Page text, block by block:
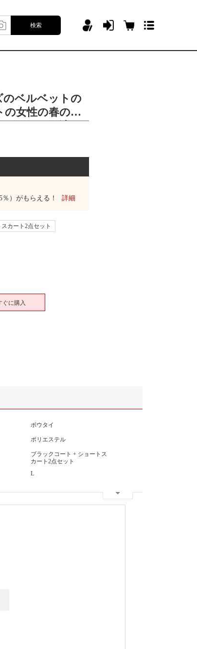
検索
のベルベットの
の女性の春の
）がもらえる！ 詳細
カート2点セット
ぐに購入
ボウタイ
ポリエステル
ブラックコート + ショートス
カート2点セット
L